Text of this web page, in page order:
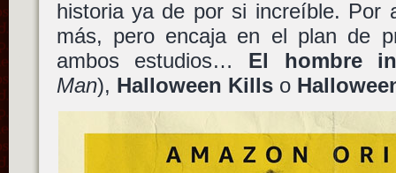
historia ya de por si increíble. Por
más, pero encaja en el plan de
ambos estudios… El hombre
Man), Halloween Killso